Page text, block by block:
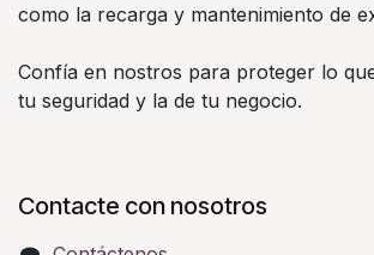
como la recarga y mantenimiento de
Confía en nostros para proteger lo
tu seguridad y la de tu negocio.
Contacte con nosotros